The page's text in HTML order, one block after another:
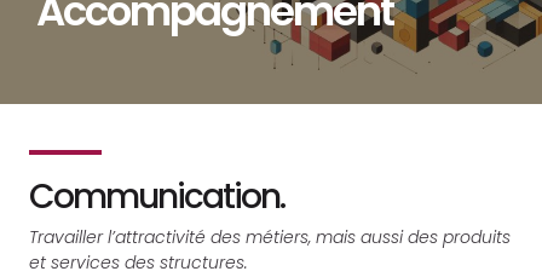
Communication.
Travailler l’attractivité des métiers, mais aussi des produits
et services des structures.